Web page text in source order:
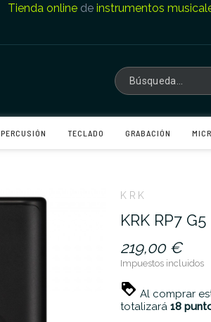
Tienda onlinede instrumentos
PERCUSIÓN TECLADO GRABACIÓN
KRK
KRK RP7 G5
219,00 €
Impuestos incluidos
Al comprar
totalizará 18